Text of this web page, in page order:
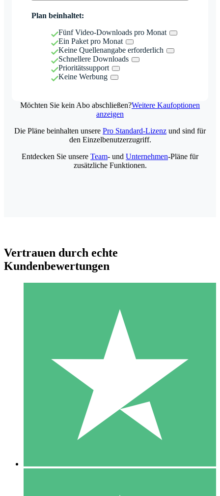
Plan beinhaltet:
Fünf Video-Downloads pro Monat
Ein Paket pro Monat
Keine Quellenangabe erforderlich
Schnellere Downloads
Prioritätssupport
Keine Werbung
Möchten Sie kein Abo abschließen?Weitere Kaufoptionen
anzeigen
Individuelle Credit-Pakete
Zahlen Sie nach Bedarf mit Download-Credits. Keine
monatliche Verpflichtung erforderlich.
10 00
Die Pläne beinhalten unsere Pro Standard-Lizenz und sind für
den Einzelbenutzerzugriff.
Entdecken Sie unsere Team- und Unternehmen-Pläne für
zusätzliche Funktionen.
Vertrauen durch echte
Kundenbewertungen